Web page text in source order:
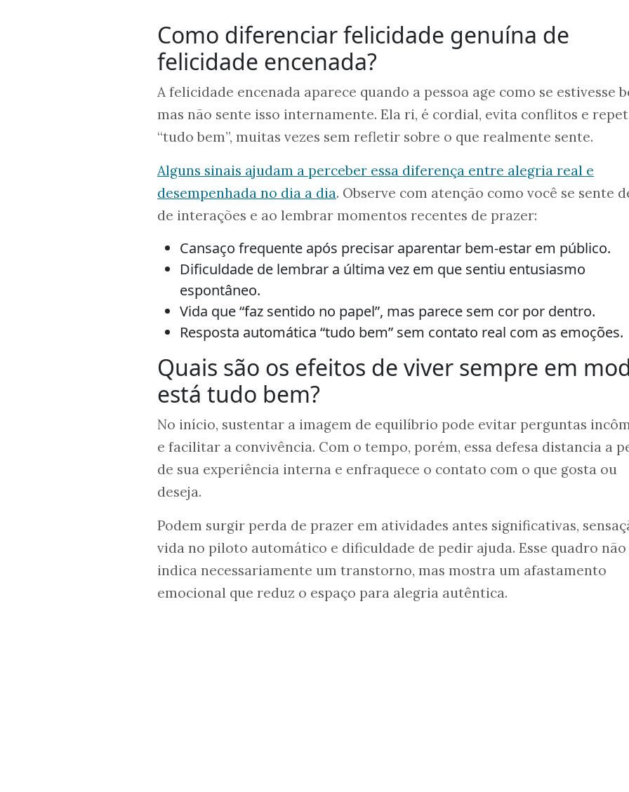
Como diferenciar felicidade genuína de
felicidade encenada?
A felicidade encenada aparece quando a pessoa age como se estivesse
mas não sente isso internamente. Ela ri, é cordial, evita conflitos e
“tudo bem”, muitas vezes sem refletir sobre o que realmente sente.
Alguns sinais ajudam a perceber essa diferença entre alegria real e
desempenhada no dia a dia. Observe com atenção como você se sente
de interações e ao lembrar momentos recentes de prazer:
Cansaço frequente após precisar aparentar bem-estar em público.
Dificuldade de lembrar a última vez em que sentiu entusiasmo
espontâneo.
Vida que “faz sentido no papel”, mas parece sem cor por dentro.
Resposta automática “tudo bem” sem contato real com as emoções.
Quais são os efeitos de viver sempre em
está tudo bem?
No início, sustentar a imagem de equilíbrio pode evitar perguntas
e facilitar a convivência. Com o tempo, porém, essa defesa distancia a
de sua experiência interna e enfraquece o contato com o que gosta ou
deseja.
Podem surgir perda de prazer em atividades antes significativas,
vida no piloto automático e dificuldade de pedir ajuda. Esse quadro não
indica necessariamente um transtorno, mas mostra um afastamento
emocional que reduz o espaço para alegria autêntica.